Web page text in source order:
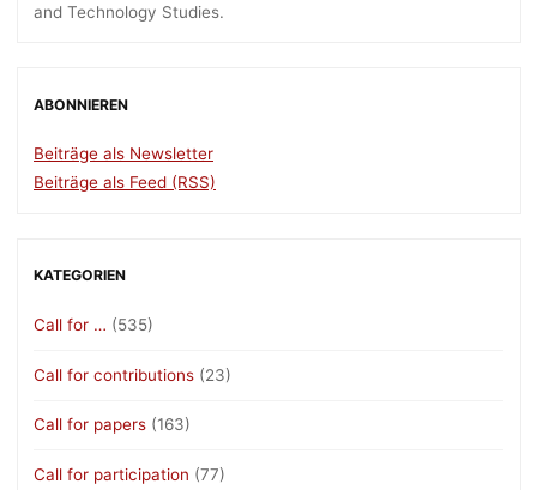
and Technology Studies.
ABONNIEREN
Beiträge als Newsletter
Beiträge als Feed (RSS)
KATEGORIEN
Call for … (535)
Call for contributions (23)
Call for papers (163)
Call for participation (77)